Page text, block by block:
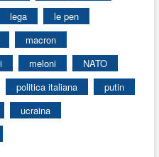
lega
le pen
macron
meloni
NATO
politica italiana
putin
ucraina